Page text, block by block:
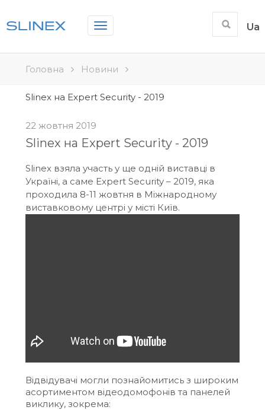
Toggle
navigation
Ua
Головна Новини
Slinex на Expert Security - 2019
22 жовтня 2019
Slinex на Expert Security - 2019
Slinex взяла участь у ще одній виставці в
Україні, а саме Expert Security – 2019, яка
проходила 8-11 жовтня в Міжнародному
виставковому центрі у місті Київ.
Відвідувачі могли познайомитись з широким
асортиментом відеодомофонів та панелей
виклику, зокрема: